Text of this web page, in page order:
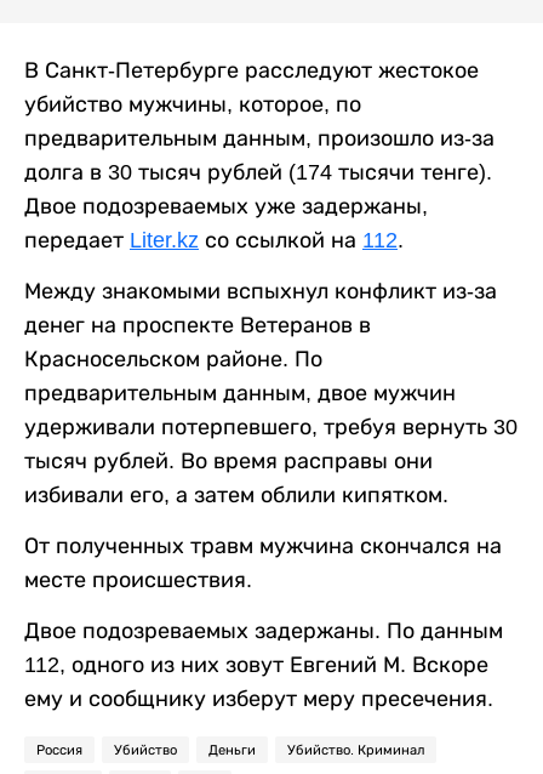
В Санкт-Петербурге расследуют жестокое
убийство мужчины, которое, по
предварительным данным, произошло из-за
долга в 30 тысяч рублей (174 тысячи тенге).
Двое подозреваемых уже задержаны,
передает Liter.kz со ссылкой на 112.
Между знакомыми вспыхнул конфликт из-за
денег на проспекте Ветеранов в
Красносельском районе. По
предварительным данным, двое мужчин
удерживали потерпевшего, требуя вернуть 30
тысяч рублей. Во время расправы они
избивали его, а затем облили кипятком.
От полученных травм мужчина скончался на
месте происшествия.
Двое подозреваемых задержаны. По данным
112, одного из них зовут Евгений М. Вскоре
ему и сообщнику изберут меру пресечения.
Россия Убийство Деньги Убийство. Криминал